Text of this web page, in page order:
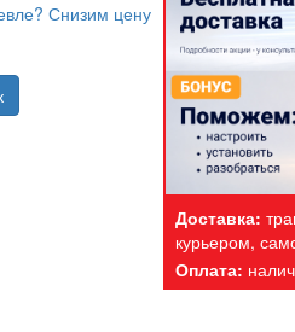
Снизим цену
Доставка:
курьером,
Оплата: